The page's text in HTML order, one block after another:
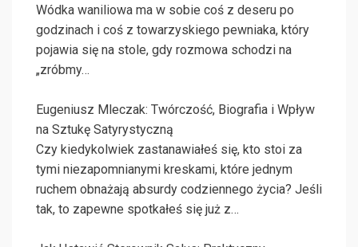
Wódka waniliowa ma w sobie coś z deseru po
godzinach i coś z towarzyskiego pewniaka, który
pojawia się na stole, gdy rozmowa schodzi na
„zróbmy…
Eugeniusz Mleczak: Twórczość, Biografia i Wpływ
na Sztukę Satyrystyczną
Czy kiedykolwiek zastanawiałeś się, kto stoi za
tymi niezapomnianymi kreskami, które jednym
ruchem obnażają absurdy codziennego życia? Jeśli
tak, to zapewne spotkałeś się już z…